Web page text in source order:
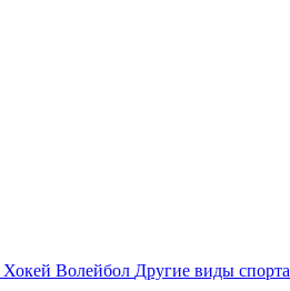
Хокей Волейбол Другие виды спорта